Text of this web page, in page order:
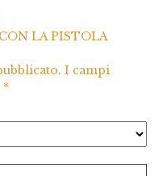
LA PISTOLA
I campi
*